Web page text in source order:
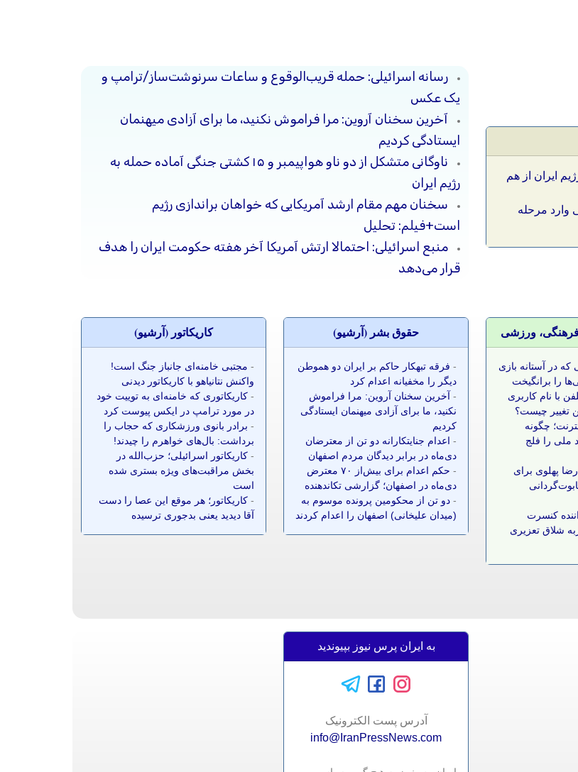
ایران از هم
وارد مرحله
رسانه‌ اسرائیلی: حمله‌ قریب‌الوقوع و ساعات سرنوشت‌ساز/ترامپ و
یک عکس
آخرین سخنان آروین: مرا فراموش نکنید، ما برای آزادی میهنمان
ایستادگی کردیم
ناوگانی متشکل از دو ناو هواپیمبر و ۱۵ کشتی جنگی آماده حمله به
رژیم ایران
سخنان مهم مقام ارشد آمریکایی که خواهان براندازی رژیم
است+فیلم: تحلیل
منبع اسرائیلی: احتمالا ارتش آمریکا آخر هفته حکومت ایران را هدف
قرار می‌دهد
ورزشی
که در آستانه بازی
را برانگیخت
با نام کاربری
تغییر چیست؟
چگونه
ملی را فلج
پهلوی برای
کنسرت
به ۷۴ ضربه شلاق تعزیری
حقوق بشر (آرشيو)
- فرقه تبهکار حاکم بر ایران دو هموطن
دیگر را مخفیانه اعدام کرد
- آخرین سخنان آروین: مرا فراموش
نکنید، ما برای آزادی میهنمان ایستادگی
کردیم
- اعدام جنایتکارانه دو تن از معترضان
دی‌ماه در برابر دیدگان مردم اصفهان
-
حکم اعدام برای بیش‌از ۷۰ معترض
دی‌ماه در اصفهان؛ گزارشی تکاندهنده
- دو تن از محکومین پرونده موسوم به
(میدان علیخانی) اصفهان را اعدام کردند
کاريکاتور (آرشيو)
- مجتبی خامنه‌ای جانباز جنگ است!
واکنش نتانیاهو با کاریکاتور دیدنی
- کاریکاتوری که خامنه‌ای به توییت خود
در مورد ترامپ در ایکس پیوست کرد
- برادر بانوی ورزشکاری که حجاب را
برداشت: بال‌های خواهرم را چیدند!
- کاریکاتور اسرائیلی؛ حزب‌الله در
بخش مراقبت‌های ویژه بستری شده
است
- کاریکاتور؛ هر موقع این عصا را دست
آقا دیدید یعنی بدجوری ترسیده
به ایران پرس نیوز بپیوندید
آدرس پست الکترونيک
info@IranPressNews.com